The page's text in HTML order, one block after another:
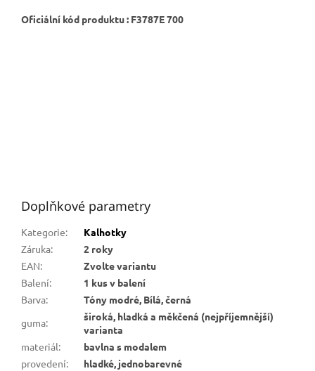
Oficiální kód produktu : F3787E 700
Doplňkové parametry
Kategorie:
Kalhotky
Záruka:
2 roky
EAN:
Zvolte variantu
Balení:
1 kus v balení
Barva:
Tóny modré, Bílá, černá
guma:
široká, hladká a měkčená (nejpříjemnější)
varianta
materiál:
bavlna s modalem
provedení:
hladké, jednobarevné